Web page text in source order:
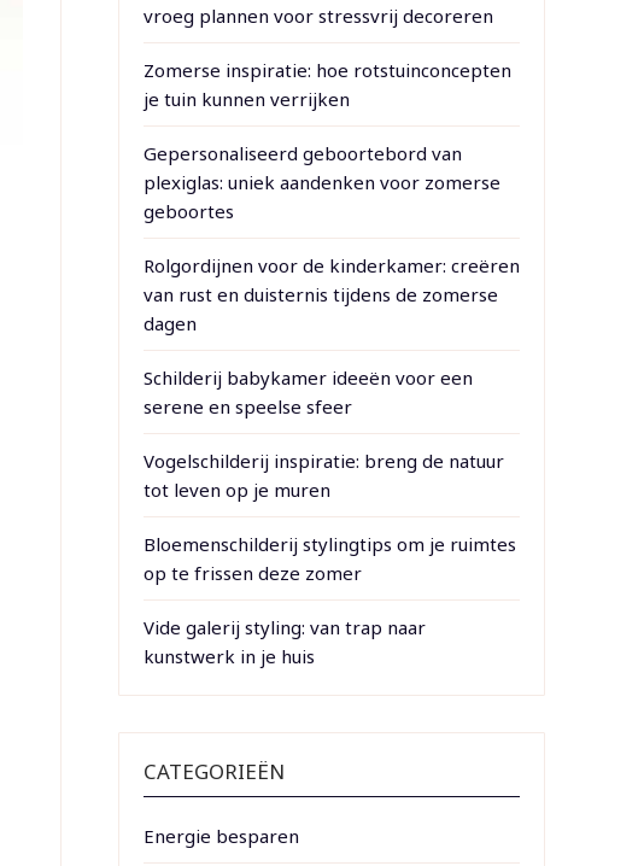
vroeg plannen voor stressvrij decoreren
Zomerse inspiratie: hoe rotstuinconcepten
je tuin kunnen verrijken
Gepersonaliseerd geboortebord van
plexiglas: uniek aandenken voor zomerse
geboortes
Rolgordijnen voor de kinderkamer: creëren
van rust en duisternis tijdens de zomerse
dagen
Schilderij babykamer ideeën voor een
serene en speelse sfeer
Vogelschilderij inspiratie: breng de natuur
tot leven op je muren
Bloemenschilderij stylingtips om je ruimtes
op te frissen deze zomer
Vide galerij styling: van trap naar
kunstwerk in je huis
CATEGORIEËN
Energie besparen